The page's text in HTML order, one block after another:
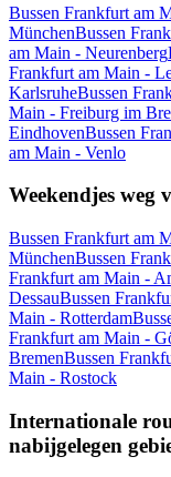
Bussen Frankfurt am
MünchenBussen
am Main - Neurenberg
Frankfurt am Main -
KarlsruheBussen
Main - Freiburg im
EindhovenBussen
am Main - Venlo
Weekendjes
Bussen Frankfurt am
MünchenBussen
Frankfurt am Main -
DessauBussen
Main - Rotterdam
Frankfurt am Main -
BremenBussen
Main - Rostock
Internationale
nabijgelegen